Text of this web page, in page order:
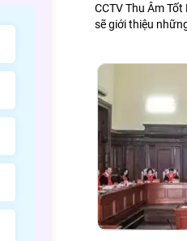
CCTV Thu Âm
sẽ giới thiệu
giải pháp CCTV
mình